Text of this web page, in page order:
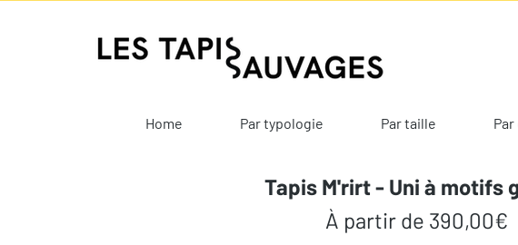
Home Par typologie Par taille
Tapis M'rirt - Uni à motifs
À partir de 390,00€